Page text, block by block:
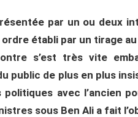
par un ou deux
établi par un tirage
s’est très vite
public de plus en plus
avec l’ancien
sous Ben Ali a fait